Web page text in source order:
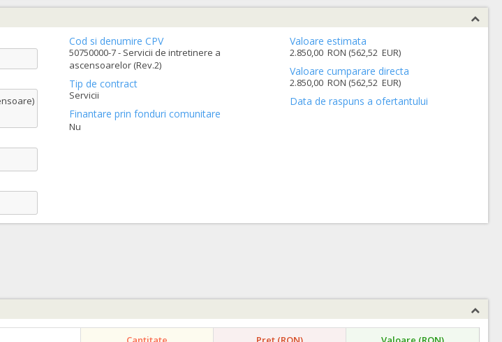
Cod si denumire CPV
50750000-7 - Servicii de intretinere a
ascensoarelor (Rev.2)
Tip de contract
Servicii
Finantare prin fonduri comunitare
Nu
Valoare estimata
2.850,00 RON (562,52 EUR)
Valoare cumparare directa
2.850,00 RON (562,52 EUR)
Data de raspuns a ofertantului